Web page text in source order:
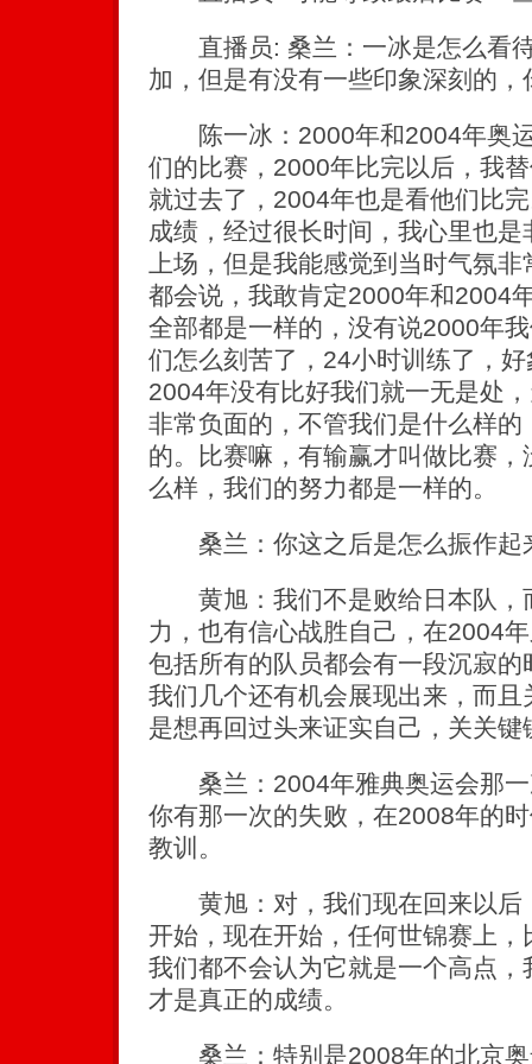
直播员: 桑兰：一冰是怎么看
加，但是有没有一些印象深刻的
陈一冰：2000年和2004年奥运
们的比赛，2000年比完以后，我
就过去了，2004年也是看他们比
成绩，经过很长时间，我心里也
上场，但是我能感觉到当时气氛
都会说，我敢肯定2000年和2004
全部都是一样的，没有说2000年
们怎么刻苦了，24小时训练了，
2004年没有比好我们就一无是处
非常负面的，不管我们是什么样
的。比赛嘛，有输赢才叫做比赛
么样，我们的努力都是一样的。
桑兰：你这之后是怎么振作起
黄旭：我们不是败给日本队，
力，也有信心战胜自己，在2004
包括所有的队员都会有一段沉寂
我们几个还有机会展现出来，而
是想再回过头来证实自己，关关
桑兰：2004年雅典奥运会那一
你有那一次的失败，在2008年的
教训。
黄旭：对，我们现在回来以后
开始，现在开始，任何世锦赛上
我们都不会认为它就是一个高点
才是真正的成绩。
桑兰：特别是2008年的北京奥